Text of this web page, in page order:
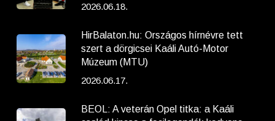
2026.06.18.
HirBalaton.hu: Országos hírnévre tett
szert a dörgicsei Kaáli Autó-Motor
Múzeum (MTU)
2026.06.17.
BEOL: A veterán Opel titka: a Kaáli